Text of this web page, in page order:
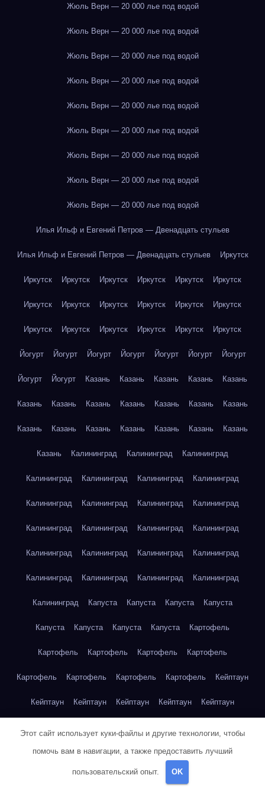
Жюль Верн — 20 000 лье под водой
Жюль Верн — 20 000 лье под водой
Жюль Верн — 20 000 лье под водой
Жюль Верн — 20 000 лье под водой
Жюль Верн — 20 000 лье под водой
Жюль Верн — 20 000 лье под водой
Жюль Верн — 20 000 лье под водой
Жюль Верн — 20 000 лье под водой
Жюль Верн — 20 000 лье под водой
Илья Ильф и Евгений Петров — Двенадцать стульев
Илья Ильф и Евгений Петров — Двенадцать стульев Иркутск
Иркутск Иркутск Иркутск Иркутск Иркутск Иркутск
Иркутск Иркутск Иркутск Иркутск Иркутск Иркутск
Иркутск Иркутск Иркутск Иркутск Иркутск Иркутск
Йогурт Йогурт Йогурт Йогурт Йогурт Йогурт Йогурт
Йогурт Йогурт Казань Казань Казань Казань Казань
Казань Казань Казань Казань Казань Казань Казань
Казань Казань Казань Казань Казань Казань Казань
Казань Калининград Калининград Калининград
Калининград Калининград Калининград Калининград
Калининград Калининград Калининград Калининград
Калининград Калининград Калининград Калининград
Калининград Калининград Калининград Калининград
Калининград Калининград Калининград Калининград
Калининград Капуста Капуста Капуста Капуста
Капуста Капуста Капуста Капуста Картофель
Картофель Картофель Картофель Картофель
Картофель Картофель Картофель Картофель Кейптаун
Кейптаун Кейптаун Кейптаун Кейптаун Кейптаун
Кейптаун Кейптаун Кейптаун Кейптаун Кейптаун
Кейптаун Кейптаун Кейптаун
Этот сайт использует куки-файлы и другие технологии, чтобы
помочь вам в навигации, а также предоставить лучший
пользовательский опыт. OK